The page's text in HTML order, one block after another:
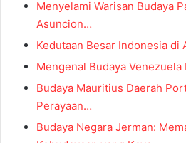
Menyelami Warisan Budaya
Asuncion…
Kedutaan Besar Indonesia di
Mengenal Budaya Venezuela
Budaya Mauritius Daerah
Perayaan…
Budaya Negara Jerman: